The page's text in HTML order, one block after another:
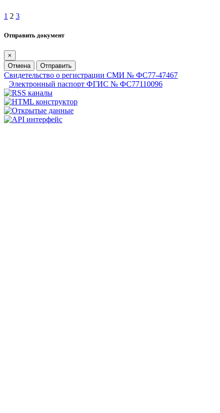
1 2 3
Отправить документ
×
Отмена
Отправить
Свидетельство о регистрации СМИ № ФС77-47467
Электронный паспорт ФГИС № ФС77110096